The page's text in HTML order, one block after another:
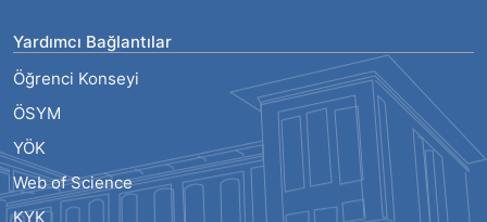
Yardımcı Bağlantılar
Öğrenci Konseyi
ÖSYM
YÖK
Web of Science
KYK